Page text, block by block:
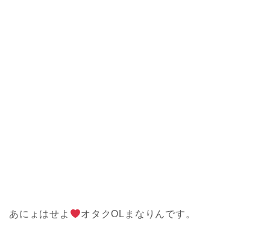
あにょはせよ オタクOLまなりんです。